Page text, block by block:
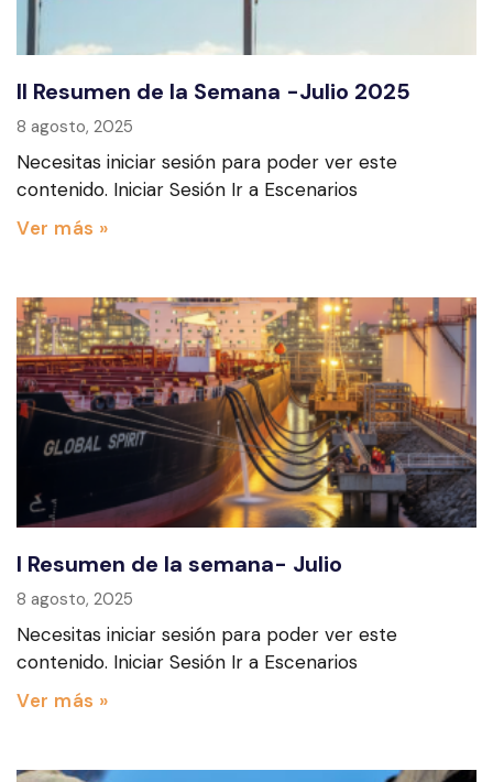
II Resumen de la Semana -Julio 2025
8 agosto, 2025
Necesitas iniciar sesión para poder ver este
contenido. Iniciar Sesión Ir a Escenarios
Ver más »
I Resumen de la semana- Julio
8 agosto, 2025
Necesitas iniciar sesión para poder ver este
contenido. Iniciar Sesión Ir a Escenarios
Ver más »